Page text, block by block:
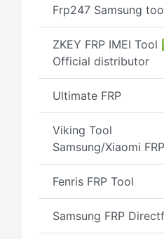
Frp247 Samsung
ZKEY FRP IMEI Tool
Official distributor
Ultimate FRP
Viking Tool
Samsung/Xiaomi FRP
Fenris FRP Tool
Samsung FRP